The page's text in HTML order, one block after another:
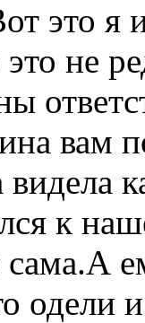
это я
это не
вам
видела
к
сама.А
одели